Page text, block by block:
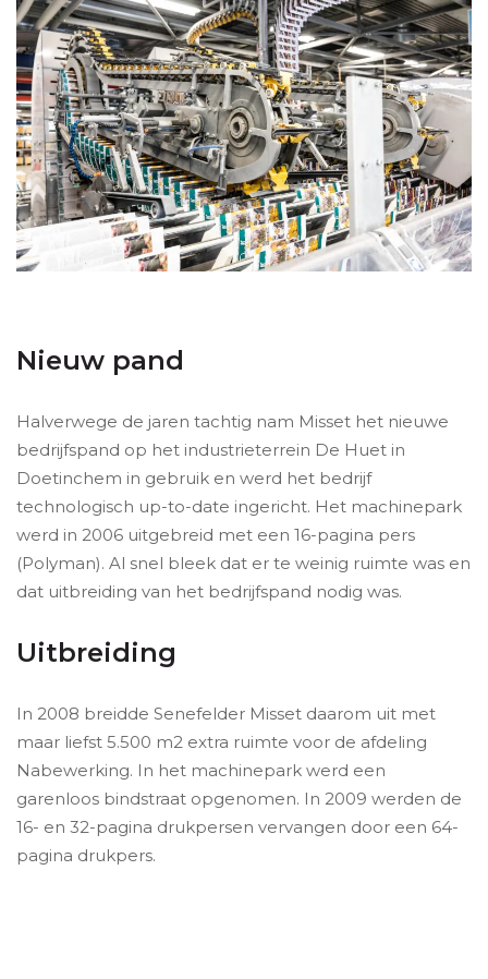
Nieuw pand
Halverwege de jaren tachtig nam Misset het nieuwe
bedrijfspand op het industrieterrein De Huet in
Doetinchem in gebruik en werd het bedrijf
technologisch up-to-date ingericht. Het machinepark
werd in 2006 uitgebreid met een 16-pagina pers
(Polyman). Al snel bleek dat er te weinig ruimte was en
dat uitbreiding van het bedrijfspand nodig was.
Uitbreiding
In 2008 breidde Senefelder Misset daarom uit met
maar liefst 5.500 m2 extra ruimte voor de afdeling
Nabewerking. In het machinepark werd een
garenloos bindstraat opgenomen. In 2009 werden de
16- en 32-pagina drukpersen vervangen door een 64-
pagina drukpers.